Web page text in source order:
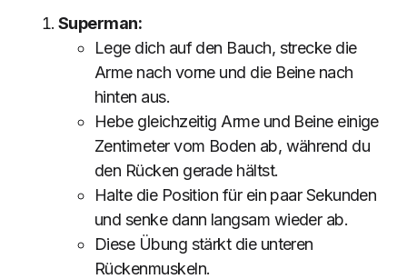
Superman:
Lege dich auf den Bauch, strecke die
Arme nach vorne und die Beine nach
hinten aus.
Hebe gleichzeitig Arme und Beine einige
Zentimeter vom Boden ab, während du
den Rücken gerade hältst.
Halte die Position für ein paar Sekunden
und senke dann langsam wieder ab.
Diese Übung stärkt die unteren
Rückenmuskeln.